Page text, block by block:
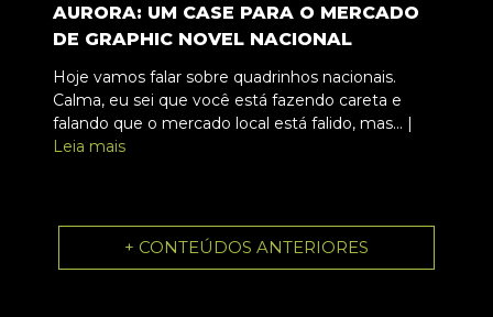
AURORA: UM CASE PARA O MERCADO
DE GRAPHIC NOVEL NACIONAL
Hoje vamos falar sobre quadrinhos nacionais.
Calma, eu sei que você está fazendo careta e
falando que o mercado local está falido, mas... |
Leia mais
+ CONTEÚDOS ANTERIORES